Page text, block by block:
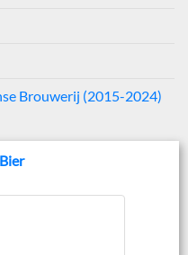
Brouwerij (2015-2024)